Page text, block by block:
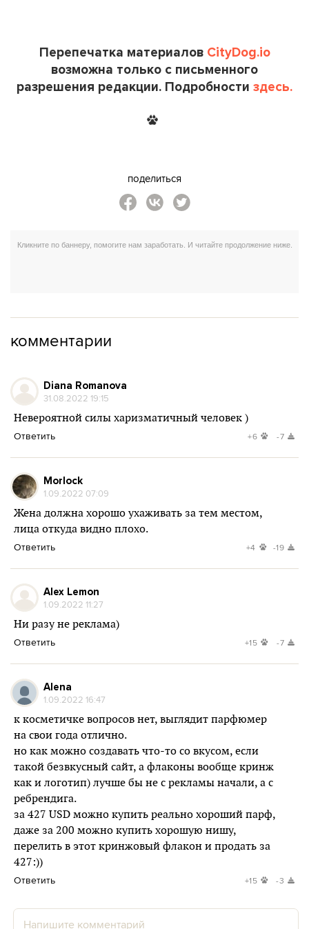
Перепечатка материалов CityDog.io
возможна только с письменного
разрешения редакции. Подробности здесь.
поделиться
комментарии
Diana Romanova
31.08.2022 19:15
Невероятной силы харизматичный человек )
Ответить +6 -7
Morlock
1.09.2022 07:09
Жена должна хорошо ухаживать за тем местом,
лица откуда видно плохо.
Ответить +4 -19
Alex Lemon
1.09.2022 11:27
Ни разу не реклама)
Ответить +15 -7
Alena
1.09.2022 16:47
к косметичке вопросов нет, выглядит парфюмер
на свои года отлично.
но как можно создавать что-то со вкусом, если
такой безвкусный сайт, а флаконы вообще кринж
как и логотип) лучше бы не с рекламы начали, а с
ребрендига.
за 427 USD можно купить реально хороший парф,
даже за 200 можно купить хорошую нишу,
перелить в этот кринжовый флакон и продать за
427:))
Ответить +15 -3